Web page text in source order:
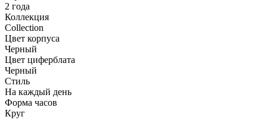
2 года
Коллекция
Collection
Цвет корпуса
Черный
Цвет циферблата
Черный
Стиль
На каждый день
Форма часов
Круг